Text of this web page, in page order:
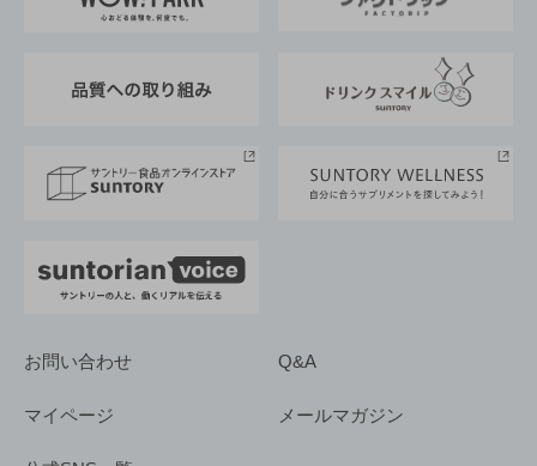
サントリーサンバーズ大阪
サントリーが考えるサステナビリティ経営
企業概要
採用情報
お問い合わせ Q&A
マイページ メールマガジン